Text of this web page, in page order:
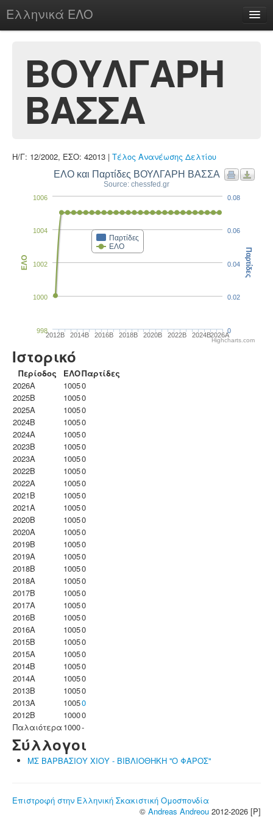
Ελληνικά ΕΛΟ
chesstu.be @ discord
Login
ΒΟΥΛΓΑΡΗ
ΒΑΣΣΑ
Η/Γ: 12/2002, ΕΣΟ: 42013 | Τέλος Ανανέωσης Δελτίου
ΕΛΟ και Παρτίδες ΒΟΥΛΓΑΡΗ ΒΑΣΣΑ
Source: chessfed.gr
Παρτίδες
ΕΛΟ
2012B 2014B 2016B 2018B 2020B 2022B 2024B2026A
1000
1002
1004
1006
998
ΕΛΟ
0
0.02
0.04
0.06
0.08
Παρτίδες
Highcharts.com
Ιστορικό
Περίοδος ΕΛΟΠαρτίδες
2026A
10050
2025B
10050
2025A
10050
2024B
10050
2024A
10050
2023B
10050
2023Α
10050
2022B
10050
2022A
10050
2021B
10050
2021A
10050
2020B
10050
2020A
10050
2019B
10050
2019A
10050
2018B
10050
2018A
10050
2017B
10050
2017A
10050
2016B
10050
2016A
10050
2015B
10050
2015A
10050
2014B
10050
2014A
10050
2013B
10050
2013A
10050
2012B
10000
Παλαιότερα 1000-
Σύλλογοι
ΜΣ ΒΑΡΒΑΣΙΟΥ ΧΙΟΥ - ΒΙΒΛΙΟΘΗΚΗ ''Ο ΦΑΡΟΣ"
Επιστροφή στην Ελληνική Σκακιστική Ομοσπονδία
© Andreas Andreou 2012-2026 [P]